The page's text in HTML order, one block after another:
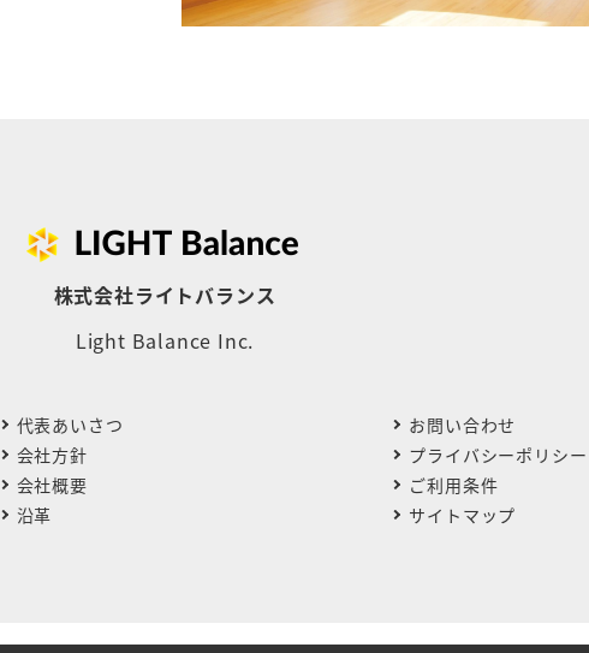
株式会社ライトバランス
Light Balance Inc.
代表あいさつ
会社方針
会社概要
沿革
お問い合わせ
プライバシーポリシー
ご利用条件
サイトマップ